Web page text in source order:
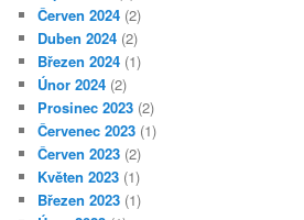
Červen 2024 (2)
Duben 2024 (2)
Březen 2024 (1)
Únor 2024 (2)
Prosinec 2023 (2)
Červenec 2023 (1)
Červen 2023 (2)
Květen 2023 (1)
Březen 2023 (1)